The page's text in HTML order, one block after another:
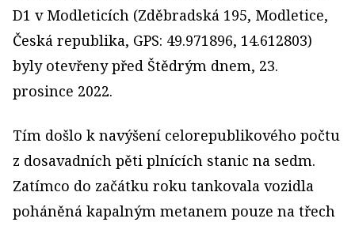
D1 v Modleticích (Zděbradská 195, Modletice,
Česká republika, GPS: 49.971896, 14.612803)
byly otevřeny před Štědrým dnem, 23.
prosince 2022.
Tím došlo k navýšení celorepublikového počtu
z dosavadních pěti plnících stanic na sedm.
Zatímco do začátku roku tankovala vozidla
poháněná kapalným metanem pouze na třech